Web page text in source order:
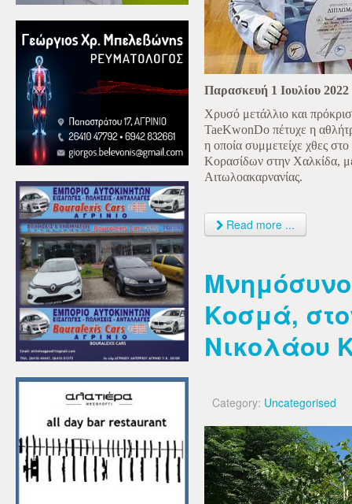
Παρασκευή 1 Ιουλίου 2022
Χρυσό μετάλλιο και
TaeKwonDo πέτυχε η
η οποία συμμετείχε χθες
Κορασίδων στην Χαλκίδα,
Αιτωλοακαρνανίας.
Read more ...
Κοσμά,
Νικολάου
Category: Uncategorised